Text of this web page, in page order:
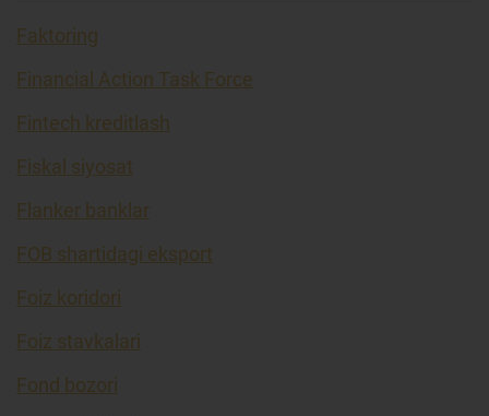
Faktoring
Financial Action Task Force
Fintech kreditlash
Fiskal siyosat
Flanker banklar
FOB shartidagi eksport
Foiz koridori
Foiz stavkalari
Fond bozori